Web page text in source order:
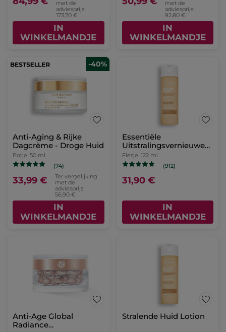
met de
adviesprijs:
173,70 €
IN
WINKELMANDJE
met de
adviesprijs:
92,80 €
IN
WINKELMANDJE
-40%
Anti-Aging & Rijke
Dagcrème - Droge Huid
Potje 50 ml
(74)
33,99 €
Ter vergelijking
met de
adviesprijs:
56,90 €
IN
WINKELMANDJE
Essentiële
Uitstralingsvernieuwende
Lotion
Flesje 122 ml
(912)
31,90 €
IN
WINKELMANDJE
Anti-Age Global
Radiance
Stralende Huid Lotion